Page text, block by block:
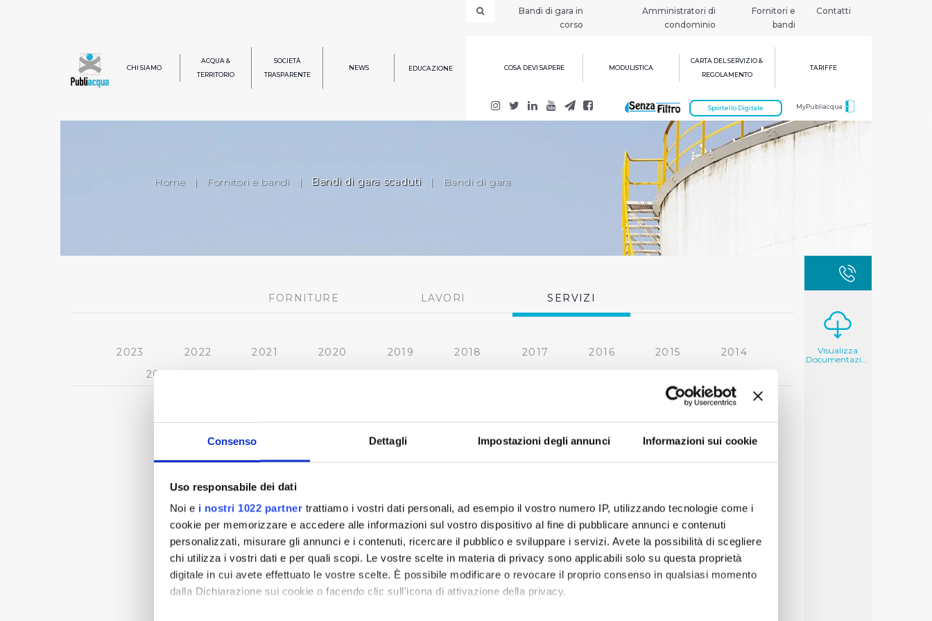
Consenso Dettagli Impostazioni degli annunci Informazioni sui cookie
Uso responsabile dei dati
Noi e i nostri 1022 partner trattiamo i vostri dati personali, ad esempio il vostro numero IP, utilizzando tecnologie come i
cookie per memorizzare e accedere alle informazioni sul vostro dispositivo al fine di pubblicare annunci e contenuti
personalizzati, misurare gli annunci e i contenuti, ricercare il pubblico e sviluppare i servizi. Avete la possibilità di scegliere
chi utilizza i vostri dati e per quali scopi. Le vostre scelte in materia di privacy sono applicabili solo su questa proprietà
digitale in cui avete effettuato le vostre scelte. È possibile modificare o revocare il proprio consenso in qualsiasi momento
dalla Dichiarazione sui cookie o facendo clic sull'icona di attivazione della privacy.
Bandi di gara in
corso
Amministratori di
condominio
Fornitori e
bandi
Contatti
CHI SIAMO
ACQUA &
TERRITORIO
SOCIETÀ
TRASPARENTE
NEWS EDUCAZIONE COSA DEVI SAPERE MODULISTICA
CARTA DEL SERVIZIO &
REGOLAMENTO
TARIFFE
MyPubliacqua
Sportello Digitale
Home | Fornitori e bandi | Bandi di gara scaduti | Bandi di gara
FORNITURE LAVORI SERVIZI
2023 2022 2021 2020 2019 2018 2017 2016 2015
2014
2013
Visualizza
Documentazione